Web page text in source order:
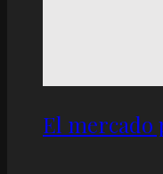
El mercado